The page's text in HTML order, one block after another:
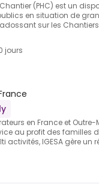
(PHC) est un
en situation de
sur les Chantiers
jours
en France et Outre-
au profit des familles
activités, IGESA gère un